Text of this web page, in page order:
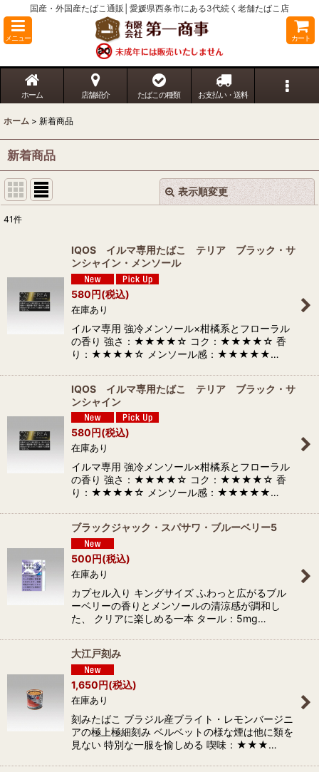
国産・外国産たばこ通販│愛媛県西条市にある3代続く老舗たばこ店
メニュー カート
ホーム 店舗紹介 たばこの種類 お支払い・送料
ホーム > 新着商品
新着商品
表示順変更 閉じる
41件
IQOS イルマ専用たばこ テリア ブラック・サ
ンシャイン・メンソール
580円(税込)
在庫あり
イルマ専用 強冷メンソール×柑橘系とフローラル
の香り 強さ：★★★★☆ コク：★★★★☆ 香
り：★★★★☆ メンソール感：★★★★★…
IQOS イルマ専用たばこ テリア ブラック・サ
ンシャイン
580円(税込)
在庫あり
イルマ専用 強冷メンソール×柑橘系とフローラル
の香り 強さ：★★★★☆ コク：★★★★☆ 香
り：★★★★☆ メンソール感：★★★★★…
ブラックジャック・スパサワ・ブルーベリー5
500円(税込)
在庫あり
カプセル入り キングサイズ ふわっと広がるブル
ーベリーの香りとメンソールの清涼感が調和し
た、 クリアに楽しめる一本 タール：5mg…
大江戸刻み
1,650円(税込)
在庫あり
刻みたばこ ブラジル産ブライト・レモンバージニ
アの極上極細刻み ベルベットの様な煙は他に類を
見ない 特別な一服を愉しめる 喫味：★★★…